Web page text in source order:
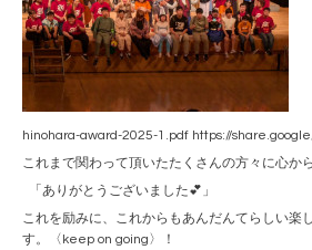
hinohara-award-2025-1.pdf https://
これまで関わって頂いたたくさんの方々に心か
「ありがとうございました💕」
これを励みに、これからもあんだんてらしい楽
す。〈keep on going〉！